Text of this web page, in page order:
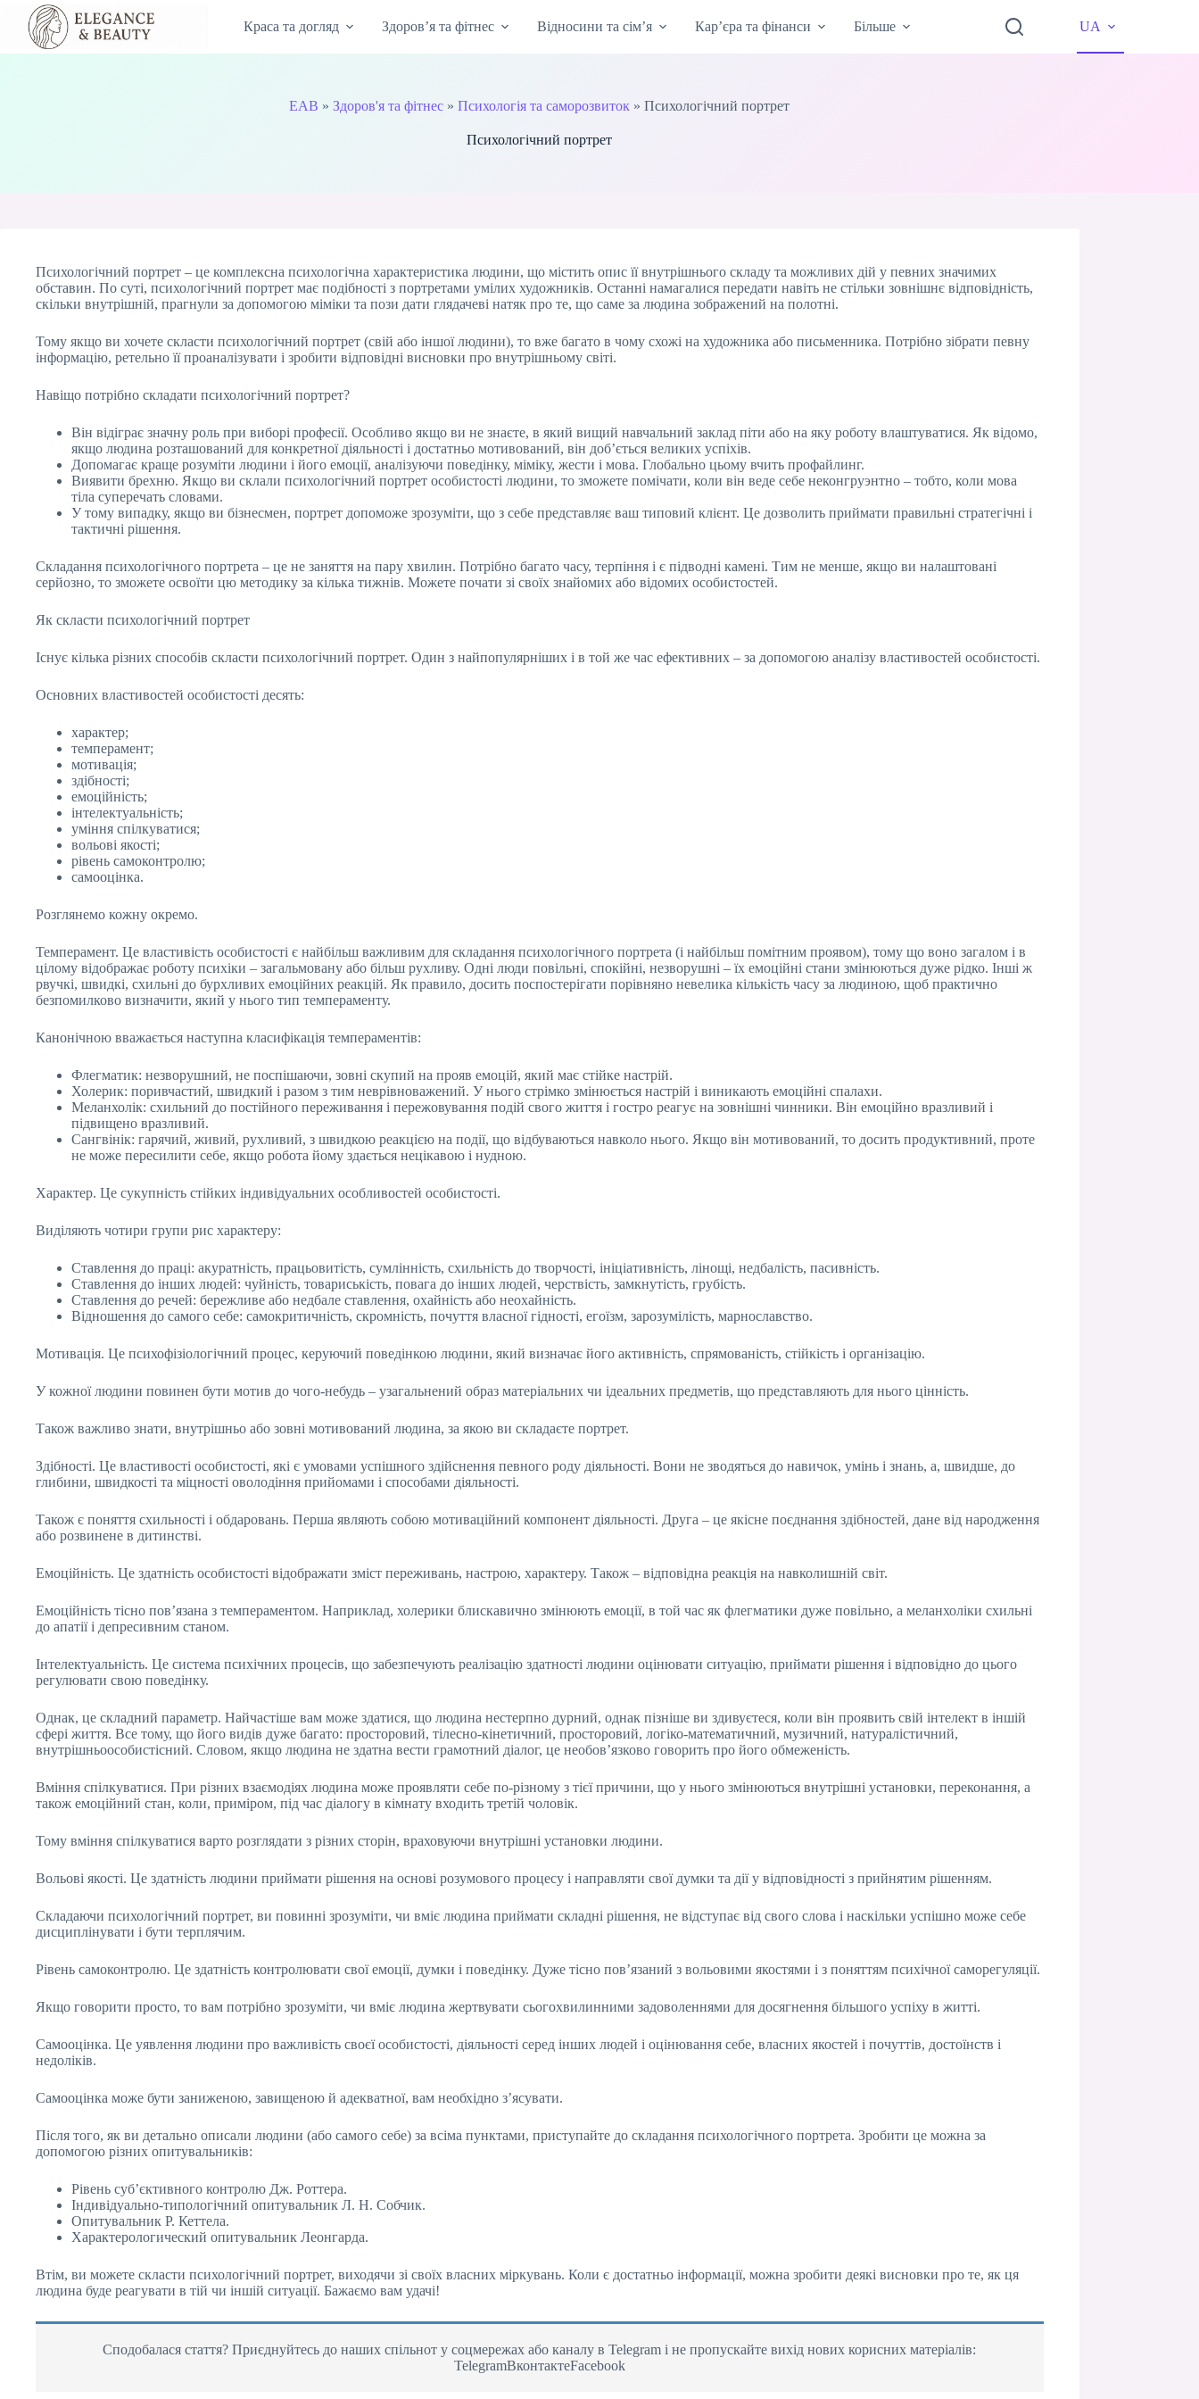
Перейти
вмісту
Краса та догляд Здоров’я та фітнес Відносини та сім’я Кар’єра та фінанси Більше UA
EAB »Здоров'я та фітнес »Психологія та саморозвиток »Психологічний портрет
Психологічний портрет
Психологічний портрет – це комплексна психологічна характеристика людини, що містить опис її внутрішнього складу та можливих дій у певних значимих
обставин. По суті, психологічний портрет має подібності з портретами умілих художників. Останні намагалися передати навіть не стільки зовнішнє відповідність,
скільки внутрішній, прагнули за допомогою міміки та пози дати глядачеві натяк про те, що саме за людина зображений на полотні.
Тому якщо ви хочете скласти психологічний портрет (свій або іншої людини), то вже багато в чому схожі на художника або письменника. Потрібно зібрати певну
інформацію, ретельно її проаналізувати і зробити відповідні висновки про внутрішньому світі.
Навіщо потрібно складати психологічний портрет?
Він відіграє значну роль при виборі професії. Особливо якщо ви не знаєте, в який вищий навчальний заклад піти або на яку роботу влаштуватися. Як відомо,
якщо людина розташований для конкретної діяльності і достатньо мотивований, він доб’ється великих успіхів.
Допомагає краще розуміти людини і його емоції, аналізуючи поведінку, міміку, жести і мова. Глобально цьому вчить профайлинг.
Виявити брехню. Якщо ви склали психологічний портрет особистості людини, то зможете помічати, коли він веде себе неконгруэнтно – тобто, коли мова
тіла суперечать словами.
У тому випадку, якщо ви бізнесмен, портрет допоможе зрозуміти, що з себе представляє ваш типовий клієнт. Це дозволить приймати правильні стратегічні і
тактичні рішення.
Складання психологічного портрета – це не заняття на пару хвилин. Потрібно багато часу, терпіння і є підводні камені. Тим не менше, якщо ви налаштовані
серйозно, то зможете освоїти цю методику за кілька тижнів. Можете почати зі своїх знайомих або відомих особистостей.
Як скласти психологічний портрет
Існує кілька різних способів скласти психологічний портрет. Один з найпопулярніших і в той же час ефективних – за допомогою аналізу властивостей особистості.
Основних властивостей особистості десять:
характер;
темперамент;
мотивація;
здібності;
емоційність;
інтелектуальність;
уміння спілкуватися;
вольові якості;
рівень самоконтролю;
самооцінка.
Розглянемо кожну окремо.
Темперамент. Це властивість особистості є найбільш важливим для складання психологічного портрета (і найбільш помітним проявом), тому що воно загалом і в
цілому відображає роботу психіки – загальмовану або більш рухливу. Одні люди повільні, спокійні, незворушні – їх емоційні стани змінюються дуже рідко. Інші ж
рвучкі, швидкі, схильні до бурхливих емоційних реакцій. Як правило, досить поспостерігати порівняно невелика кількість часу за людиною, щоб практично
безпомилково визначити, який у нього тип темпераменту.
Канонічною вважається наступна класифікація темпераментів:
Флегматик: незворушний, не поспішаючи, зовні скупий на прояв емоцій, який має стійке настрій.
Холерик: поривчастий, швидкий і разом з тим неврівноважений. У нього стрімко змінюється настрій і виникають емоційні спалахи.
Меланхолік: схильний до постійного переживання і пережовування подій свого життя і гостро реагує на зовнішні чинники. Він емоційно вразливий і
підвищено вразливий.
Сангвінік: гарячий, живий, рухливий, з швидкою реакцією на події, що відбуваються навколо нього. Якщо він мотивований, то досить продуктивний, проте
не може пересилити себе, якщо робота йому здається нецікавою і нудною.
Характер. Це сукупність стійких індивідуальних особливостей особистості.
Виділяють чотири групи рис характеру:
Ставлення до праці: акуратність, працьовитість, сумлінність, схильність до творчості, ініціативність, лінощі, недбалість, пасивність.
Ставлення до інших людей: чуйність, товариськість, повага до інших людей, черствість, замкнутість, грубість.
Ставлення до речей: бережливе або недбале ставлення, охайність або неохайність.
Відношення до самого себе: самокритичність, скромність, почуття власної гідності, егоїзм, зарозумілість, марнославство.
Мотивація. Це психофізіологічний процес, керуючий поведінкою людини, який визначає його активність, спрямованість, стійкість і організацію.
У кожної людини повинен бути мотив до чого-небудь – узагальнений образ матеріальних чи ідеальних предметів, що представляють для нього цінність.
Також важливо знати, внутрішньо або зовні мотивований людина, за якою ви складаєте портрет.
Здібності. Це властивості особистості, які є умовами успішного здійснення певного роду діяльності. Вони не зводяться до навичок, умінь і знань, а, швидше, до
глибини, швидкості та міцності оволодіння прийомами і способами діяльності.
Також є поняття схильності і обдаровань. Перша являють собою мотиваційний компонент діяльності. Друга – це якісне поєднання здібностей, дане від народження
або розвинене в дитинстві.
Емоційність. Це здатність особистості відображати зміст переживань, настрою, характеру. Також – відповідна реакція на навколишній світ.
Емоційність тісно пов’язана з темпераментом. Наприклад, холерики блискавично змінюють емоції, в той час як флегматики дуже повільно, а меланхоліки схильні
до апатії і депресивним станом.
Інтелектуальність. Це система психічних процесів, що забезпечують реалізацію здатності людини оцінювати ситуацію, приймати рішення і відповідно до цього
регулювати свою поведінку.
Однак, це складний параметр. Найчастіше вам може здатися, що людина нестерпно дурний, однак пізніше ви здивуєтеся, коли він проявить свій інтелект в іншій
сфері життя. Все тому, що його видів дуже багато: просторовий, тілесно-кінетичний, просторовий, логіко-математичний, музичний, натуралістичний,
внутрішньоособистісний. Словом, якщо людина не здатна вести грамотний діалог, це необов’язково говорить про його обмеженість.
Вміння спілкуватися. При різних взаємодіях людина може проявляти себе по-різному з тієї причини, що у нього змінюються внутрішні установки, переконання, а
також емоційний стан, коли, приміром, під час діалогу в кімнату входить третій чоловік.
Тому вміння спілкуватися варто розглядати з різних сторін, враховуючи внутрішні установки людини.
Вольові якості. Це здатність людини приймати рішення на основі розумового процесу і направляти свої думки та дії у відповідності з прийнятим рішенням.
Складаючи психологічний портрет, ви повинні зрозуміти, чи вміє людина приймати складні рішення, не відступає від свого слова і наскільки успішно може себе
дисциплінувати і бути терплячим.
Рівень самоконтролю. Це здатність контролювати свої емоції, думки і поведінку. Дуже тісно пов’язаний з вольовими якостями і з поняттям психічної саморегуляції.
Якщо говорити просто, то вам потрібно зрозуміти, чи вміє людина жертвувати сьогохвилинними задоволеннями для досягнення більшого успіху в житті.
Самооцінка. Це уявлення людини про важливість своєї особистості, діяльності серед інших людей і оцінювання себе, власних якостей і почуттів, достоїнств і
недоліків.
Самооцінка може бути заниженою, завищеною й адекватної, вам необхідно з’ясувати.
Після того, як ви детально описали людини (або самого себе) за всіма пунктами, приступайте до складання психологічного портрета. Зробити це можна за
допомогою різних опитувальників:
Рівень суб’єктивного контролю Дж. Роттера.
Індивідуально-типологічний опитувальник Л. Н. Собчик.
Опитувальник Р. Кеттела.
Характерологический опитувальник Леонгарда.
Втім, ви можете скласти психологічний портрет, виходячи зі своїх власних міркувань. Коли є достатньо інформації, можна зробити деякі висновки про те, як ця
людина буде реагувати в тій чи іншій ситуації. Бажаємо вам удачі!
Сподобалася стаття? Приєднуйтесь до наших спільнот у соцмережах або каналу в Telegram і не пропускайте вихід нових корисних матеріалів:
TelegramВконтактеFacebook